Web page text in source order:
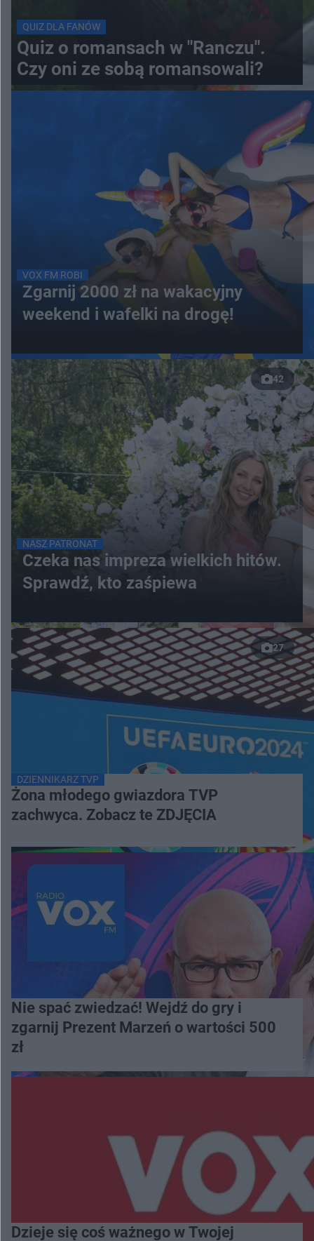
QUIZ DLA FANÓW
Quiz o romansach w "Ranczu".
Czy oni ze sobą romansowali?
VOX FM ROBI
Zgarnij 2000 zł na wakacyjny
weekend i wafelki na drogę!
42
NASZ PATRONAT
Czeka nas impreza wielkich hitów.
Sprawdź, kto zaśpiewa
27
DZIENNIKARZ TVP
Żona młodego gwiazdora TVP
zachwyca. Zobacz te ZDJĘCIA
Nie spać zwiedzać! Wejdź do gry i
zgarnij Prezent Marzeń o wartości 500
zł
Dzieje się coś ważnego w Twojej